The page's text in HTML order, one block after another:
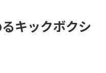
発散に最適なキック
キックボクシ